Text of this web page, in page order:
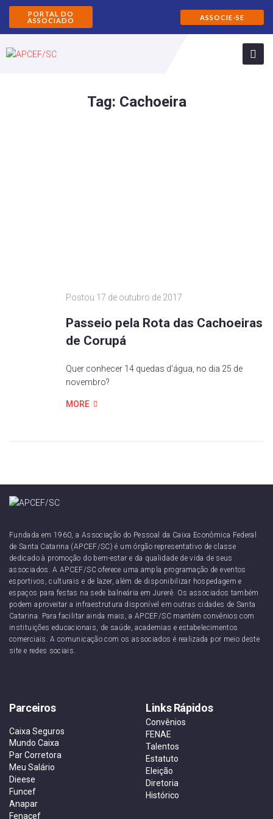
PORTAL DO
ASSOCIADO
ASSOCIE-SE
Tag: Cachoeira
Postou 17 de outubro de 2017
Passeio pela Rota das Cachoeiras
de Corupá
Quer conhecer 14 quedas d'água, no dia 25 de
novembro?
MORE
Fundada em 1960, a Associação do Pessoal da Caixa Econômica Federal
de Santa Catarina (APCEF/SC) é um órgão representativo de classe
dedicado à promoção do bem-estar e da qualidade de vida de seus
associados. A APCEF/SC oferece uma ampla programação de eventos
esportivos, culturais e de lazer, além de disponibilizar hospedagem e
espaços para festas na sede balneária em Jurerê. Os associados também
podem aproveitar a infraestrutura disponível em outras cidades de Santa
Catarina. Para facilitar ainda mais, a APCEF/SC mantém convênios com
instituições educacionais, de saúde, academias e estabelecimentos
comerciais. A comunicação com os associados é realizada por meio deste
site e redes sociais.
Parceiros
Caixa Seguros
Mundo Caixa
Par Corretora
Meu Salário
Dieese
Funcef
Anapar
Fenacef
Links Rápidos
Convênios
FENAE
Talentos
Estatuto
Eleição
Diretoria
Histórico